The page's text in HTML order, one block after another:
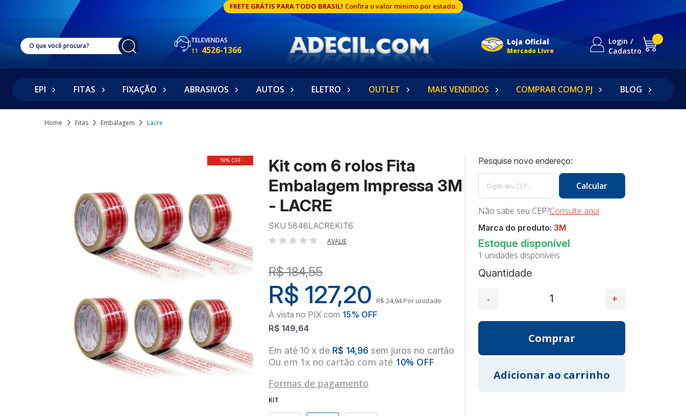
FRETE GRÁTIS PARA TODO BRASIL! Confira o valor minimo por estado.
TELEVENDAS
11 4526-1366
Loja Oficial
Mercado Livre
Login
Cadastro
EPI FITAS FIXAÇÃO ABRASIVOS AUTOS ELETRO OUTLET MAIS VENDIDOS COMPRAR COMO PJ BLOG
Home Fitas Embalagem Lacre
18% OFF
Kit com 6 rolos Fita
Embalagem Impressa 3M
- LACRE
SKU 5848LACREKIT6
AVALIE
R$ 184,55
R$ 149,64
R$ 127,20 R$ 24,94Por unidade
10 x de R$ 14,96 sem juros no cartão
Ou em 1x no cartão com até 10% OFF
Formas de pagamento
KIT
Quantidade
Não sabe seu CEP?Consulte aqui
1 unidades disponíveis
Marca do produto: 3M